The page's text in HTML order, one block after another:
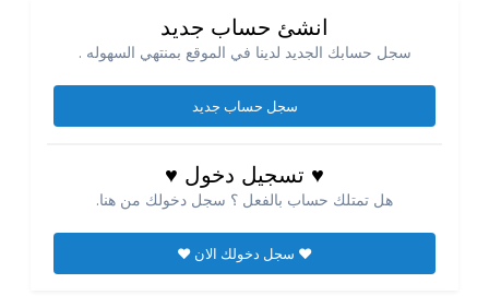
انشئ حساب جديد
سجل حسابك الجديد لدينا في الموقع بمنتهي السهوله .
سجل حساب جديد
♥ تسجيل دخول ♥
هل تمتلك حساب بالفعل ؟ سجل دخولك من هنا.
♥ سجل دخولك الان ♥